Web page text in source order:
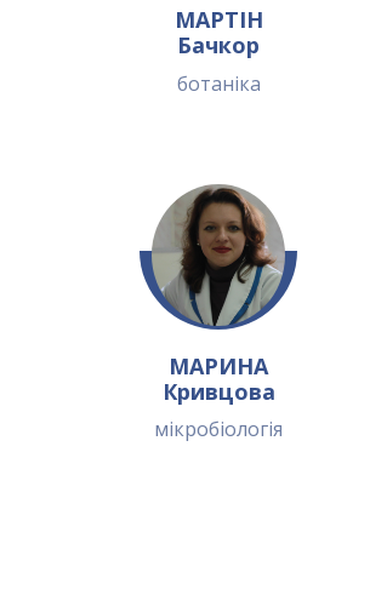
МАРТІН
Бачкор
ботаніка
МАРИНА
Кривцова
мікробіологія